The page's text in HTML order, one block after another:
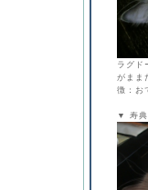
ラグド
がまま
徴：お
▼ 寿典